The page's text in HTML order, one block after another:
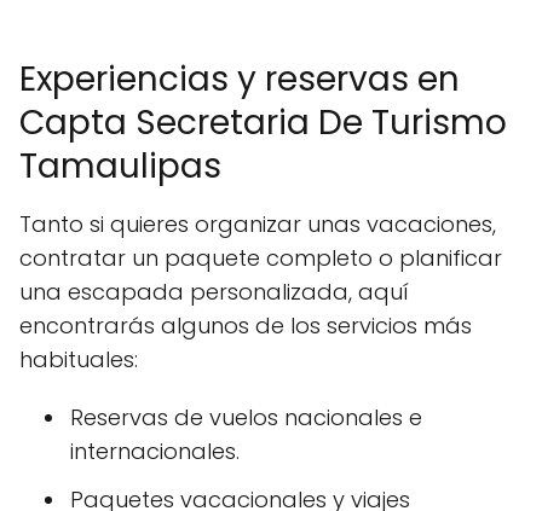
Experiencias y reservas en
Capta Secretaria De Turismo
Tamaulipas
Tanto si quieres organizar unas vacaciones,
contratar un paquete completo o planificar
una escapada personalizada, aquí
encontrarás algunos de los servicios más
habituales:
Reservas de vuelos nacionales e
internacionales.
Paquetes vacacionales y viajes